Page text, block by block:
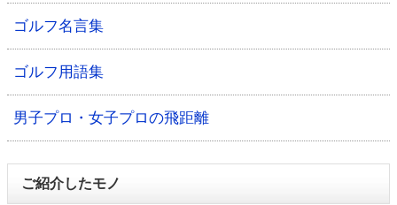
ゴルフ名言集
ゴルフ用語集
男子プロ・女子プロの飛距離
ご紹介したモノ